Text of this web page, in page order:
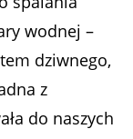
wodnej –
dziwnego,
z
do naszych